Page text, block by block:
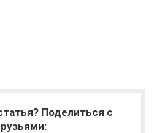
Поделиться с